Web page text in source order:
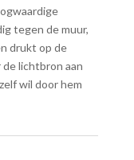
tegen de muur,
drukt op de
de lichtbron aan
wil door hem